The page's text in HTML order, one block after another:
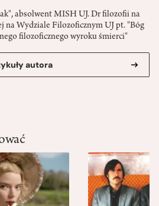
absolwent MISH UJ. Dr filozofii na
na Wydziale Filozoficznym UJ pt. "Bóg
filozoficznego wyroku śmierci"
autora